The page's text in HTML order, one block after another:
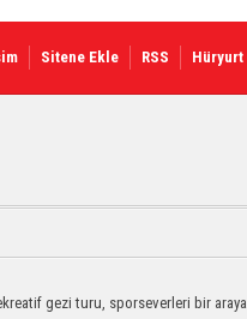
Sitene Ekle RSS Hüryurt
gezi turu, sporseverleri bir araya